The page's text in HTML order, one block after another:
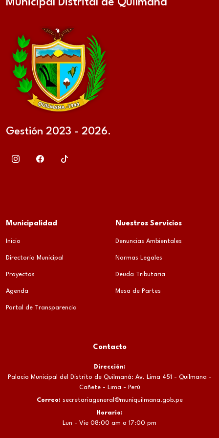
Municipal Distrital de Quilmaná
Gestión 2023 - 2026.
Municipalidad
Inicio
Directorio Municipal
Proyectos
Agenda
Portal de Transparencia
Nuestros Servicios
Denuncias Ambientales
Normas Legales
Deuda Tributaria
Mesa de Partes
Contacto
Dirección:
Palacio Municipal del Distrito de Quilmaná: Av. Lima 451 - Quilmana -
Cañete - Lima - Perú
Correo: secretariageneral@muniquilmana.gob.pe
Horario:
Lun - Vie 08:00 am a 17:00 pm